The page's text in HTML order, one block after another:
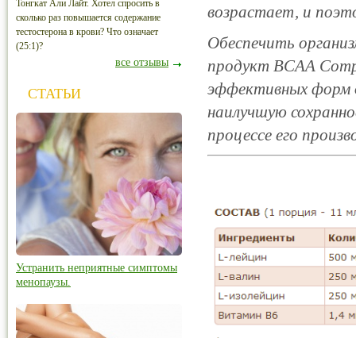
возрастает, и
Обеспечить
продукт BCAA
эффективных форм
наилучшую
процессе его
Тонгкат Али Лайт. Хотел спросить в
сколько раз повышается содержание
тестостерона в крови? Что означает
(25:1)?
все отзывы
СТАТЬИ
Устранить неприятные симптомы
менопаузы.